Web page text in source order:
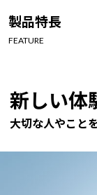
Windows 11
製品特長
FEATURE
新しい体
大切な人やこと